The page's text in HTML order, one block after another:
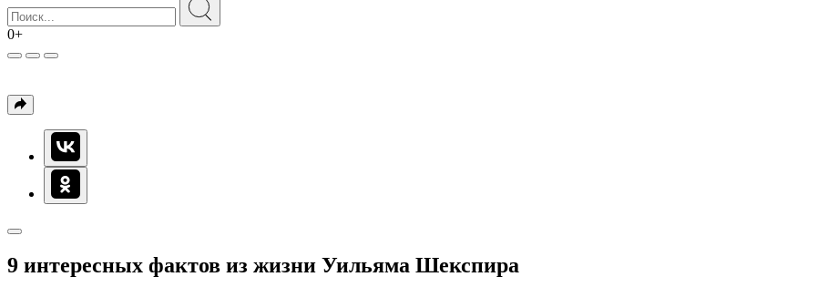
0+
9 интересных фактов из жизни Уильяма Шекспира